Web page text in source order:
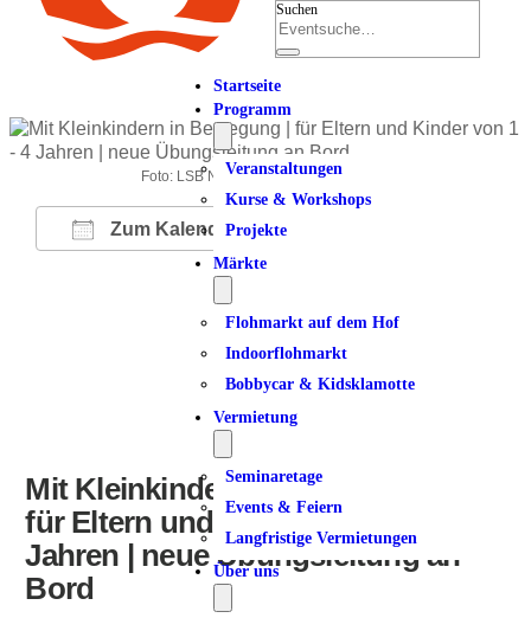
Suchen
Startseite
Programm
Veranstaltungen
Kurse & Workshops
Projekte
Märkte
Flohmarkt auf dem Hof
Indoorflohmarkt
Bobbycar & Kidsklamotte
Vermietung
Seminaretage
Events & Feiern
Langfristige Vermietungen
Über uns
Foto: LSB NRW Andrea Bowinkelmann
Zum Kalender hinzufügen
ICS herunterladen
Google Kalender
iCalendar
Mit Kleinkindern in Bewegung |
für Eltern und Kinder von 1 – 4
Jahren | neue Übungsleitung an
Bord